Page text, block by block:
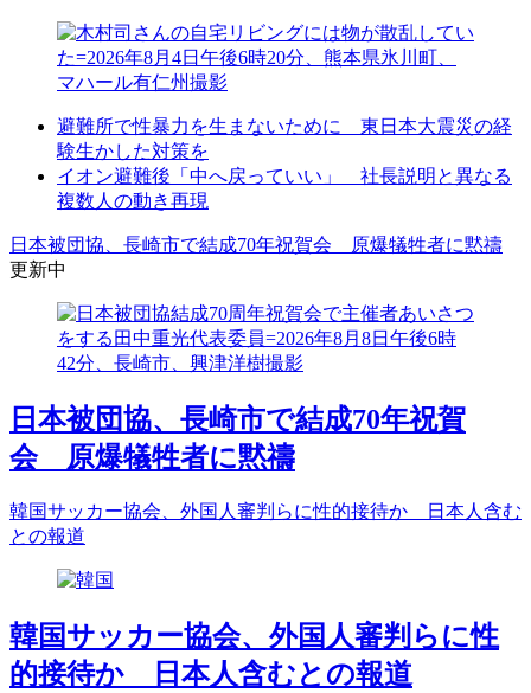
避難所で性暴力を生まないために 東日本大震災の経
験生かした対策を
イオン避難後「中へ戻っていい」 社長説明と異なる
複数人の動き再現
日本被団協、長崎市で結成70年祝賀会 原爆犠牲者に黙禱
更新中
日本被団協、長崎市で結成70年祝賀
会 原爆犠牲者に黙禱
韓国サッカー協会、外国人審判らに性的接待か 日本人含む
との報道
韓国サッカー協会、外国人審判らに性
的接待か 日本人含むとの報道